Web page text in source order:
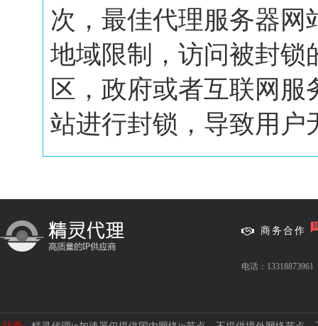
次，最佳代理服务器
地域限制，访问被封锁
区，政府或者互联网
站进行封锁，导致用户
商务合作
电话：13318873961